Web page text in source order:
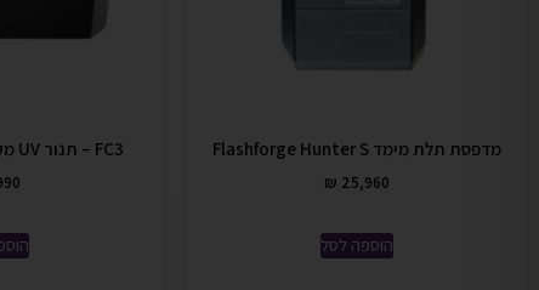
מדפסת תלת מימד Flashforge Hunter S
₪ 25,960
הוספה לסל
FC3 – תנור UV מקצועי (Curing Box)